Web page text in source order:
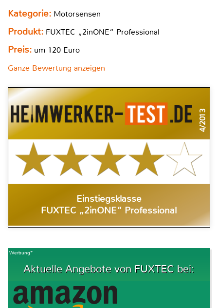
Kategorie: Motorsensen
Produkt: FUXTEC „2inONE“ Professional
Preis: um 120 Euro
Ganze Bewertung anzeigen
4/2013
Einstiegsklasse
FUXTEC „2inONE“ Professional
Werbung*
Aktuelle Angebote von FUXTEC bei: